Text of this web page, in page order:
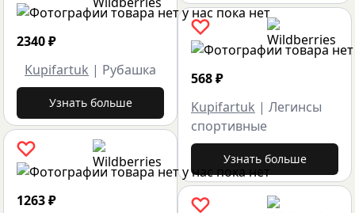
2340₽
Kupifartuk | Рубашка
Узнать больше
1263₽
568₽
Kupifartuk | Легинсы
спортивные
Узнать больше